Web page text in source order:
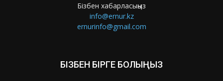
Бізбен хабарласыңыз
info@ernur.kz
ernurinfo@gmail.com
БІЗБЕН БІРГЕ БОЛЫҢЫЗ